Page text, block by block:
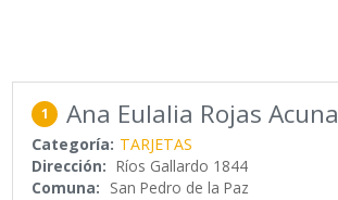
1 Ana Eulalia Rojas Acuna
Categoría: TARJETAS
Dirección: Ríos Gallardo 1844
Comuna: San Pedro de la Paz